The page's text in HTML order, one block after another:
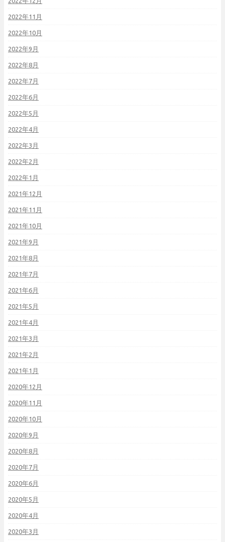
2022年11月
2022年10月
2022年9月
2022年8月
2022年7月
2022年6月
2022年5月
2022年4月
2022年3月
2022年2月
2022年1月
2021年12月
2021年11月
2021年10月
2021年9月
2021年8月
2021年7月
2021年6月
2021年5月
2021年4月
2021年3月
2021年2月
2021年1月
2020年12月
2020年11月
2020年10月
2020年9月
2020年8月
2020年7月
2020年6月
2020年5月
2020年4月
2020年3月